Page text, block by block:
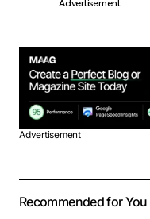
Advertisement
Advertisement
Recommended for You